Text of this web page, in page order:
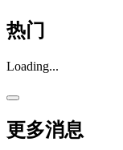
热门
Loading...
更多消息